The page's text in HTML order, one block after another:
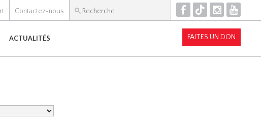
Contactez-nous F T I Y
ACTUALITÉS FAITES UN DON